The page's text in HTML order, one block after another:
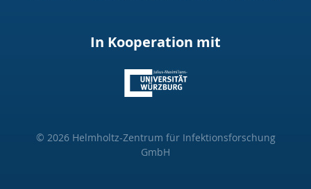
In Kooperation mit
© 2026 Helmholtz-Zentrum für Infektionsforschung
GmbH